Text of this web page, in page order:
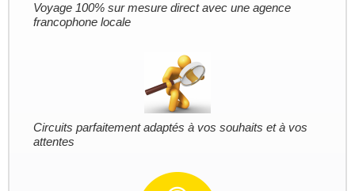
Voyage 100% sur mesure direct avec une agence
francophone locale
Circuits parfaitement adaptés à vos souhaits et à vos
attentes